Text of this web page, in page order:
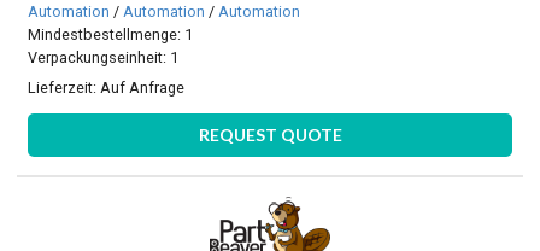
Automation / Automation / Automation
Mindestbestellmenge: 1
Verpackungseinheit: 1
Lieferzeit: Auf Anfrage
REQUEST QUOTE